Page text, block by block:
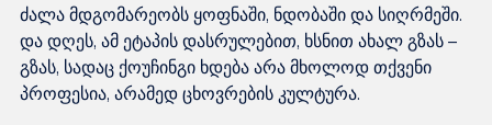
ძალა მდგომარეობს ყოფნაში, ნდობაში და სიღრმეში.
და დღეს, ამ ეტაპის დასრულებით, ხსნით ახალ გზას –
გზას, სადაც ქოუჩინგი ხდება არა მხოლოდ თქვენი
პროფესია, არამედ ცხოვრების კულტურა.